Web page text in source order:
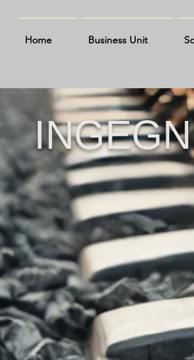
Home Business Unit